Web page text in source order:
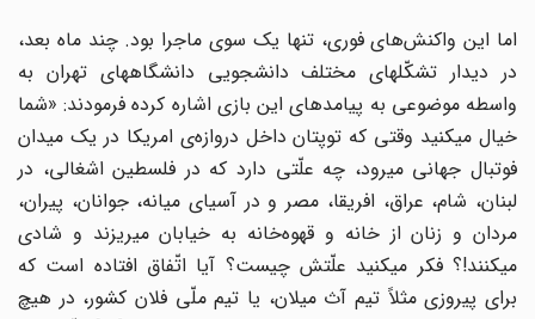
اما این واکنش‌های فوری، تنها یک سوی ماجرا بود. چند ماه بعد،
در دیدار تشکّلهای مختلف دانشجویی دانشگاههای تهران به
واسطه موضوعی به پیامدهای این بازی اشاره کرده فرمودند: «شما
خیال میکنید وقتی که توپتان داخل دروازه‌ی امریکا در یک میدان
فوتبال جهانی میرود، چه علّتی دارد که در فلسطین اشغالی، در
لبنان، شام، عراق، افریقا، مصر و در آسیای میانه، جوانان، پیران،
مردان و زنان از خانه و قهوه‌خانه به خیابان میریزند و شادی
میکنند!؟ فکر میکنید علّتش چیست؟ آیا اتّفاق افتاده است که
برای پیروزی مثلاً تیم آث میلان، یا تیم ملّی فلان کشور، در هیچ